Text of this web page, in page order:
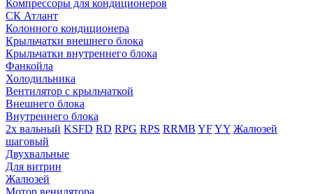
Компрессоры для кондиционеров
СК Атлант
Колонного кондиционера
Крыльчатки внешнего блока
Крыльчатки внутреннего блока
Фанкойла
Холодильника
Вентилятор с крыльчаткой
Внешнего блока
Внутреннего блока
2х вальный KSFD RD RPG RPS RRMB YFYY Жалюзей
шаговый
Двухвальные
Для витрин
Жалюзей
Мотор венилятора